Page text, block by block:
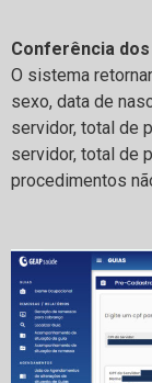
Conferência
O sistema
sexo, data de
servidor, total de
servidor, total de
procedimentos